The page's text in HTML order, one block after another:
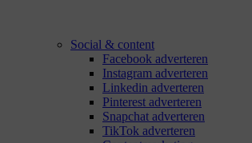
Social & content
Facebook adverteren
Instagram adverteren
Linkedin adverteren
Pinterest adverteren
Snapchat adverteren
TikTok adverteren